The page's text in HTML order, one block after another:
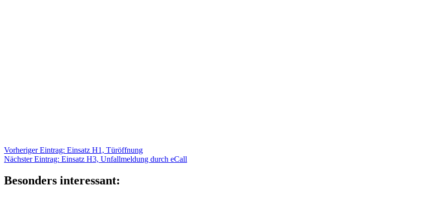
Beitragsnavigation
Vorheriger Eintrag: Vorheriger
Eintrag:
Einsatz H1, Türöffnung
Nächster Eintrag: Nächster
Einsatz H3, Unfallmeldung durch eCall
Besonders interessant: